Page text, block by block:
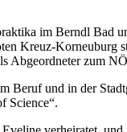
im Berndl Bad
Kreuz-Korneuburg
Abgeordneter zum
Beruf und in der
Science“.